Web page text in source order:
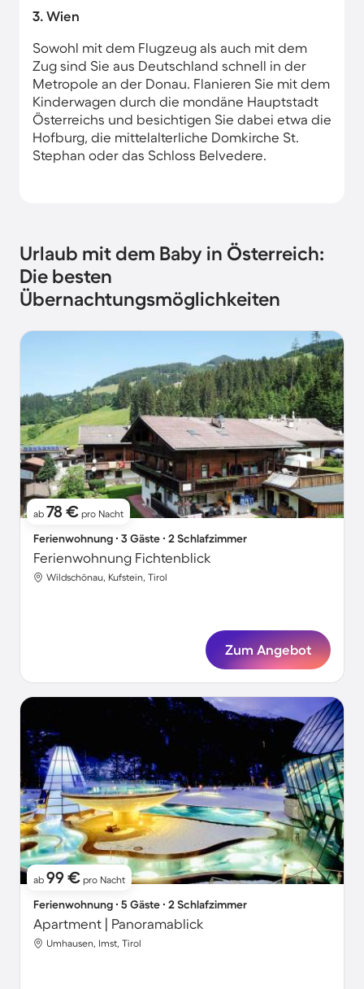
3. Wien
Sowohl mit dem Flugzeug als auch mit dem
Zug sind Sie aus Deutschland schnell in der
Metropole an der Donau. Flanieren Sie mit dem
Kinderwagen durch die mondäne Hauptstadt
Österreichs und besichtigen Sie dabei etwa die
Hofburg, die mittelalterliche Domkirche St.
Stephan oder das Schloss Belvedere.
Urlaub mit dem Baby in Österreich:
Die besten
Übernachtungsmöglichkeiten
ab 78 € pro Nacht
Ferienwohnung ∙ 3 Gäste ∙ 2 Schlafzimmer
Ferienwohnung Fichtenblick
Wildschönau, Kufstein, Tirol
Zum Angebot
ab 99 € pro Nacht
Ferienwohnung ∙ 5 Gäste ∙ 2 Schlafzimmer
Apartment | Panoramablick
Umhausen, Imst, Tirol